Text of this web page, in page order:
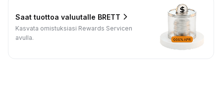
Saat tuottoa valuutalle BRETT
Kasvata omistuksiasi Rewards Servicen
avulla.